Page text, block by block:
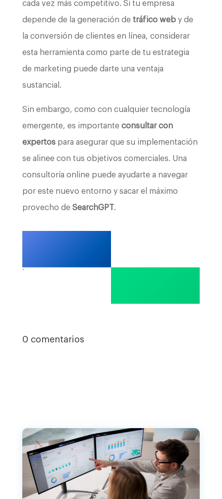
cada vez más competitivo. Si tu empresa
depende de la generación de tráfico weby de
la conversión de clientes en línea, considerar
esta herramienta como parte de tu estrategia
de marketing puede darte una ventaja
sustancial.
Sin embargo, como con cualquier tecnología
emergente, es importante consultar con
expertospara asegurar que su implementación
se alinee con tus objetivos comerciales. Una
consultoría online puede ayudarte a navegar
por este nuevo entorno y sacar el máximo
provecho de SearchGPT.
.
0 comentarios